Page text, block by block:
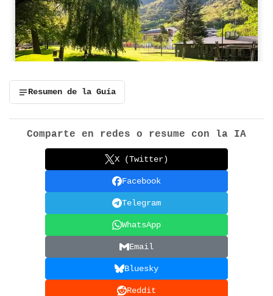
Resumen de la Guía
Comparte en redes o resume con la IA
X (Twitter)
Facebook
Telegram
WhatsApp
Email
Bluesky
Reddit